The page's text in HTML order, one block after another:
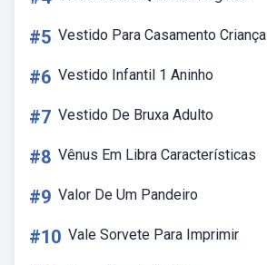
#5 Vestido Para Casamento Criança
#6 Vestido Infantil 1 Aninho
#7 Vestido De Bruxa Adulto
#8 Vênus Em Libra Características
#9 Valor De Um Pandeiro
#10 Vale Sorvete Para Imprimir